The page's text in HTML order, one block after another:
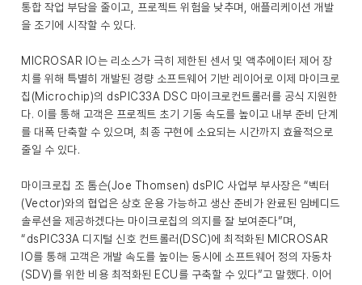
통합 작업 부담을 줄이고, 프로젝트 위험을 낮추며, 애플리케이션 개발
을 조기에 시작할 수 있다.
MICROSAR IO는 리소스가 극히 제한된 센서 및 액추에이터 제어 장
치를 위해 특별히 개발된 경량 소프트웨어 기반 레이어로 이제 마이크로
칩(Microchip)의 dsPIC33A DSC 마이크로컨트롤러를 공식 지원한
다. 이를 통해 고객은 프로젝트 초기 기동 속도를 높이고 내부 준비 단계
를 대폭 단축할 수 있으며, 최종 구현에 소요되는 시간까지 효율적으로
줄일 수 있다.
마이크로칩 조 톰슨(Joe Thomsen) dsPIC 사업부 부사장은 “벡터
(Vector)와의 협업은 상호 운용 가능하고 생산 준비가 완료된 임베디드
솔루션을 제공하겠다는 마이크로칩의 의지를 잘 보여준다”며,
“dsPIC33A 디지털 신호 컨트롤러(DSC)에 최적화된 MICROSAR
IO를 통해 고객은 개발 속도를 높이는 동시에 소프트웨어 정의 자동차
(SDV)를 위한 비용 최적화된 ECU를 구축할 수 있다”고 말했다. 이어